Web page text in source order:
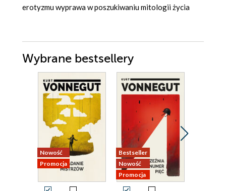
erotyzmu wyprawa w poszukiwaniu mitologii życia
Wybrane bestsellery
Nowość
Promocja
Bestseller
Nowość
Promocja